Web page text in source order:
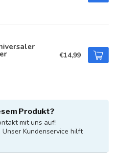
€14,99
Produkt?
mit uns auf!
. Unser Kundenservice hilft